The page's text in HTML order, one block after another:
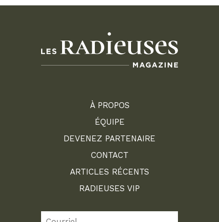
À PROPOS
ÉQUIPE
DEVENEZ PARTENAIRE
CONTACT
ARTICLES RÉCENTS
RADIEUSES VIP